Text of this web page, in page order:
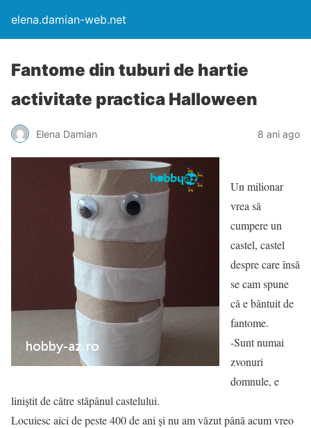
elena.damian-web.net
Fantome din tuburi de hartie
activitate practica Halloween
Elena Damian 8 ani ago
Un milionar
vrea să
cumpere un
castel, castel
despre care însă
se cam spune
că e bântuit de
fantome.
-Sunt numai
zvonuri
domnule, e
liniştit de către stăpânul castelului.
Locuiesc aici de peste 400 de ani şi nu am văzut până acum vreo